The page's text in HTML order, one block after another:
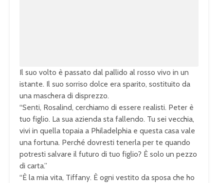
Il suo volto è passato dal pallido al rosso vivo in un
istante. Il suo sorriso dolce era sparito, sostituito da
una maschera di disprezzo.
“Senti, Rosalind, cerchiamo di essere realisti. Peter è
tuo figlio. La sua azienda sta fallendo. Tu sei vecchia,
vivi in quella topaia a Philadelphia e questa casa vale
una fortuna. Perché dovresti tenerla per te quando
potresti salvare il futuro di tuo figlio? È solo un pezzo
di carta.”
“È la mia vita, Tiffany. È ogni vestito da sposa che ho